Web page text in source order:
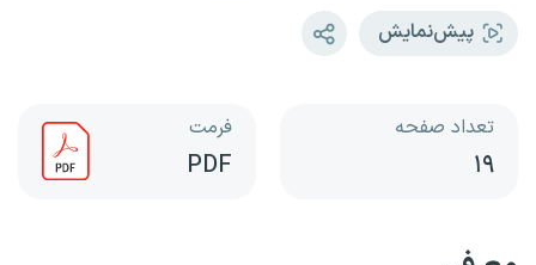
پیش‌نمایش
تعداد صفحه
۱۹
فرمت
PDF